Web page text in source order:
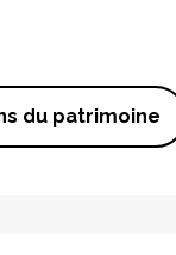
du patrimoine